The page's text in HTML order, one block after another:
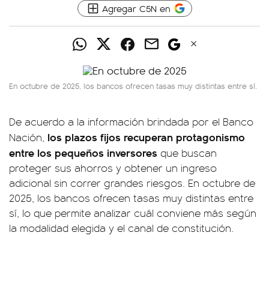
Agregar C5N en
En octubre de 2025, los bancos ofrecen tasas muy distintas entre sí.
De acuerdo a la información brindada por el Banco
Nación, los plazos fijos recuperan protagonismo
entre los pequeños inversores que buscan
proteger sus ahorros y obtener un ingreso
adicional sin correr grandes riesgos. En octubre de
2025, los bancos ofrecen tasas muy distintas entre
sí, lo que permite analizar cuál conviene más según
la modalidad elegida y el canal de constitución.